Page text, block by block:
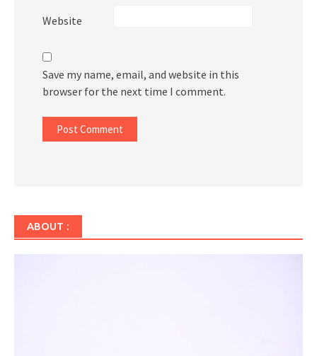
Website
Save my name, email, and website in this
browser for the next time I comment.
ABOUT :